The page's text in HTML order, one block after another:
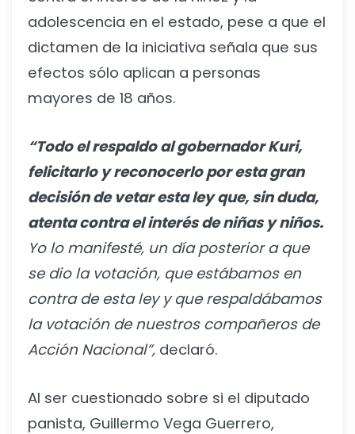
adolescencia en el estado, pese a que el
dictamen de la iniciativa señala que sus
efectos sólo aplican a personas
mayores de 18 años.
“Todo el respaldo al gobernador Kuri,
felicitarlo y reconocerlo por esta gran
decisión de vetar esta ley que, sin duda,
atenta contra el interés de niñas y niños.
Yo lo manifesté, un día posterior a que
se dio la votación, que estábamos en
contra de esta ley y que respaldábamos
la votación de nuestros compañeros de
Acción Nacional”, declaró.
Al ser cuestionado sobre si el diputado
panista, Guillermo Vega Guerrero,